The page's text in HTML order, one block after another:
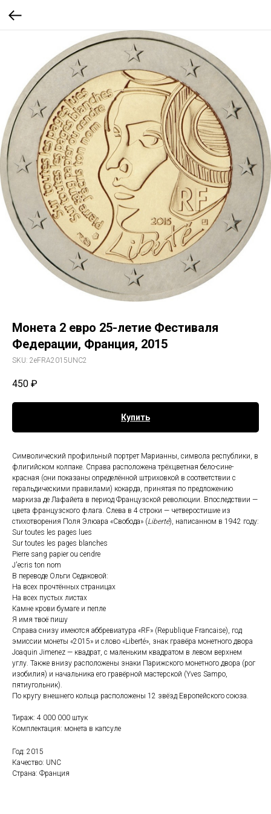
Монета 2 евро 25-летие Фестиваля
Федерации, Франция, 2015
SKU: 2eFRA2015UNC2
450 ₽
Купить
Символический профильный портрет Марианны, символа республики, в
флигийском колпаке. Справа расположена трёхцветная бело-сине-
красная (они показаны определённой штриховкой в соответствии с
геральдическими правилами) кокарда, принятая по предложению
маркиза де Лафайета в период Французской революции. Впоследствии —
цвета французского флага. Слева в 4 строки — четверостишие из
стихотворения Поля Элюара «Свобода» (Liberté), написанном в 1942 году:
Sur toutes les pages lues
Sur toutes les pages blanches
Pierre sang papier ou cendre
J'ecris ton nom
В переводе Ольги Седаковой:
На всех прочтённых страницах
На всех пустых листах
Камне крови бумаге и пепле
Я имя твоё пишу
Справа снизу имеются аббревиатура «RF» (Republique Francaise), год
эмиссии монеты «2015» и слово «Liberté», знак гравёра монетного двора
Joaquin Jimenez — квадрат, с маленьким квадратом в левом верхнем
углу. Также внизу расположены знаки Парижского монетного двора (рог
изобилия) и начальника его гравёрной мастерской (Yves Sampo,
пятиугольник).
По кругу внешнего кольца расположены 12 звёзд Европейского союза.
Тираж: 4 000 000 штук
Комплектация: монета в капсуле
Год: 2015
Качество: UNC
Страна: Франция